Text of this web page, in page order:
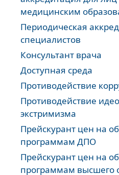
медицинским
Периодическая
специалистов
Консультант врача
Доступная среда
Противодействие
Противодействие
экстримизма
Прейскурант цен на
программам ДПО
Прейскурант цен на
программам высшего